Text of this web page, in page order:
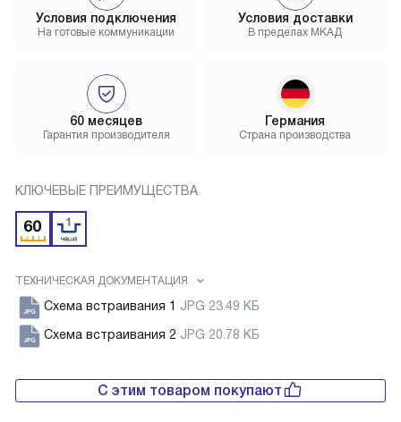
Условия доставки
В пределах МКАД
60 месяцев
Гарантия производителя
Условия подключения
На готовые коммуникации
Германия
Страна производства
КЛЮЧЕВЫЕ ПРЕИМУЩЕСТВА
ТЕХНИЧЕСКАЯ ДОКУМЕНТАЦИЯ
Схема встраивания 1 JPG 23.49 КБ
Схема встраивания 2 JPG 20.78 КБ
С этим товаром покупают